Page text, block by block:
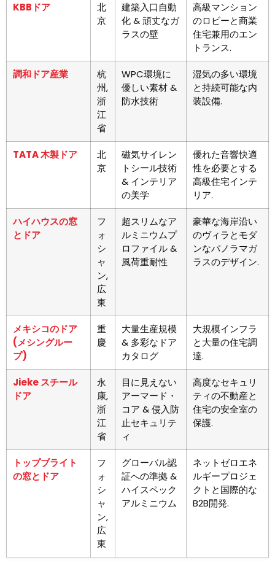
KBBドア
北
京
建築入口自動
化 & 頑丈なガ
ラスの壁
高級マンション
のロビーと商業
住宅兼用のエン
トランス.
調和ドア産業
杭
州,
浙
江
省
WPC環境に
優しい素材 &
防水技術
湿気の多い環境
と持続可能な内
装設備.
TATA 木製ドア
北
京
磁気サイレン
トシール技術
& インテリア
の美学
優れた音響快適
性を必要とする
高級住宅インテ
リア.
ハイハウスの窓
とドア
フ
ォ
シ
ャ
ン,
広
東
超スリムなア
ルミニウムプ
ロファイル &
風荷重耐性
豪華な海岸沿い
のヴィラとモダ
ンなパノラマガ
ラスのデザイン.
メキシコのドア
(メシングルー
プ)
重
慶
大量生産規模
& 多彩なドア
カタログ
大規模インフラ
と大量の住宅調
達.
Jieke スチール
ドア
永
康,
浙
江
省
目に見えない
アーマード・
コア & 侵入防
止セキュリテ
ィ
高度なセキュリ
ティの不動産と
住宅の安全室の
保護.
トップブライト
の窓とドア
フ
ォ
シ
ャ
ン,
広
東
グローバル認
証への準拠 &
ハイスペック
アルミニウム
ネットゼロエネ
ルギープロジェ
クトと国際的な
B2B開発.